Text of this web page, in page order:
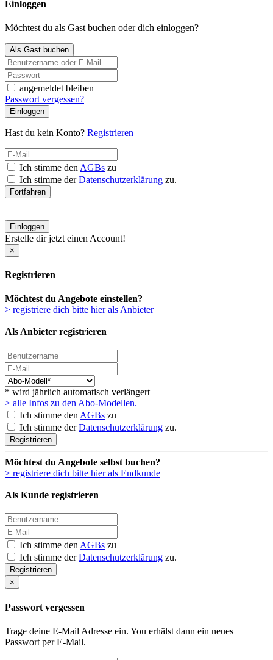
Einloggen
Möchtest du als Gast buchen oder dich einloggen?
Als Gast buchen
angemeldet bleiben
Passwort vergessen?
Einloggen
Hast du kein Konto? Registrieren
Ich stimme den AGBs zu
Ich stimme derDatenschutzerklärung zu.
Fortfahren
Einloggen
Erstelle dir jetzt einen Account!
×
Registrieren
Möchtest du Angebote einstellen?
> registriere dich bitte hier als Anbieter
Als Anbieter registrieren
* wird jährlich automatisch verlängert
> alle Infos zu den Abo-Modellen.
Ich stimme den AGBs zu
Ich stimme derDatenschutzerklärung zu.
Registrieren
Möchtest du Angebote selbst buchen?
> registriere dich bitte hier als Endkunde
Als Kunde registrieren
Ich stimme den AGBs zu
Ich stimme derDatenschutzerklärung zu.
Registrieren
×
Passwort vergessen
Trage deine E-Mail Adresse ein. You erhälst dann ein neues
Passwort per E-Mail.